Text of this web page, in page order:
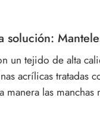
solución:
un tejido de alta
acrílicas tratadas
las